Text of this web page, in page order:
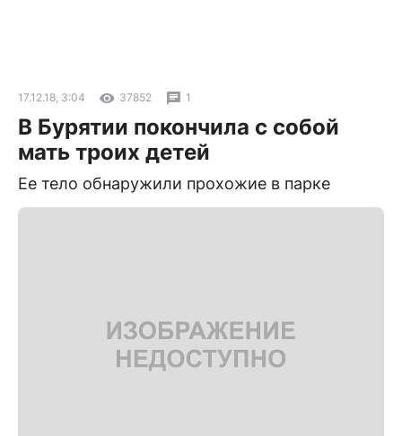
17.12.18, 3:04 37852 1
В Бурятии покончила с собой
мать троих детей
Ее тело обнаружили прохожие в парке